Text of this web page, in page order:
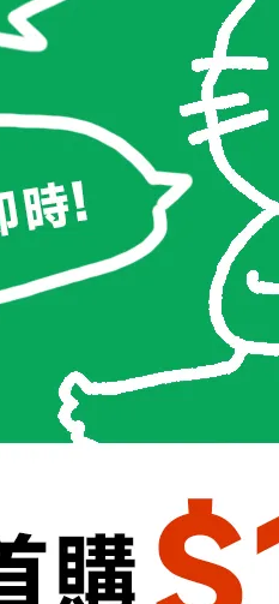
66cm (26 inch) / 臀圍 89cm (
63cm (25 inch) / 臀圍 87cm (